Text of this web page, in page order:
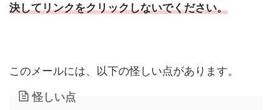
決してリンクをクリックしないでください。
このメールには、以下の怪しい点があります。
怪しい点